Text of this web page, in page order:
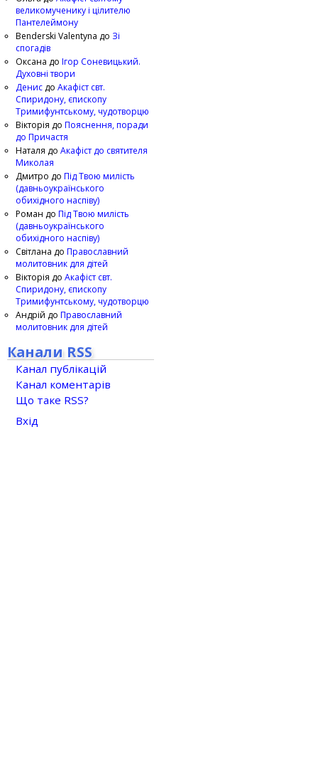
великомученику і цілителю
Пантелеймону
Benderski Valentyna до Зі
спогадів
Оксана до Ігор Соневицький.
Духовні твори
Денис до Акафіст свт.
Спиридону, єпископу
Тримифунтському, чудотворцю
Вікторія до Пояснення, поради
до Причастя
Наталя до Акафіст до святителя
Миколая
Дмитро до Під Твою милість
(давньоукраїнського
обихідного наспіву)
Роман до Під Твою милість
(давньоукраїнського
обихідного наспіву)
Світлана до Православний
молитовник для дітей
Вікторія до Акафіст свт.
Спиридону, єпископу
Тримифунтському, чудотворцю
Андрій до Православний
молитовник для дітей
Канали RSS
Канал публікацій
Канал коментарів
Що таке RSS?
Вхід